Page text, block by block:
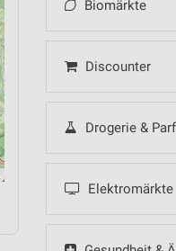
Biomärkte
Discounter
Drogerie &
Elektromärkte